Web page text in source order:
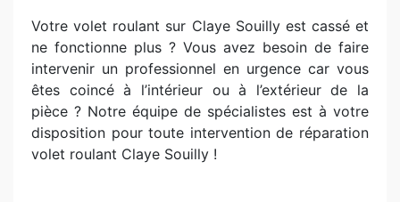
Votre volet roulant sur Claye Souilly est cassé et
ne fonctionne plus ? Vous avez besoin de faire
intervenir un professionnel en urgence car vous
êtes coincé à l’intérieur ou à l’extérieur de la
pièce ? Notre équipe de spécialistes est à votre
disposition pour toute intervention de réparation
volet roulant Claye Souilly !